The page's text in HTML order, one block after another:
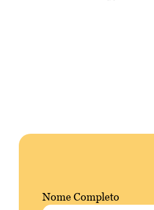
Nome Completo